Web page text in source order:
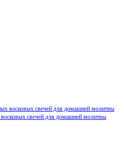
свечей для домашней молитвы